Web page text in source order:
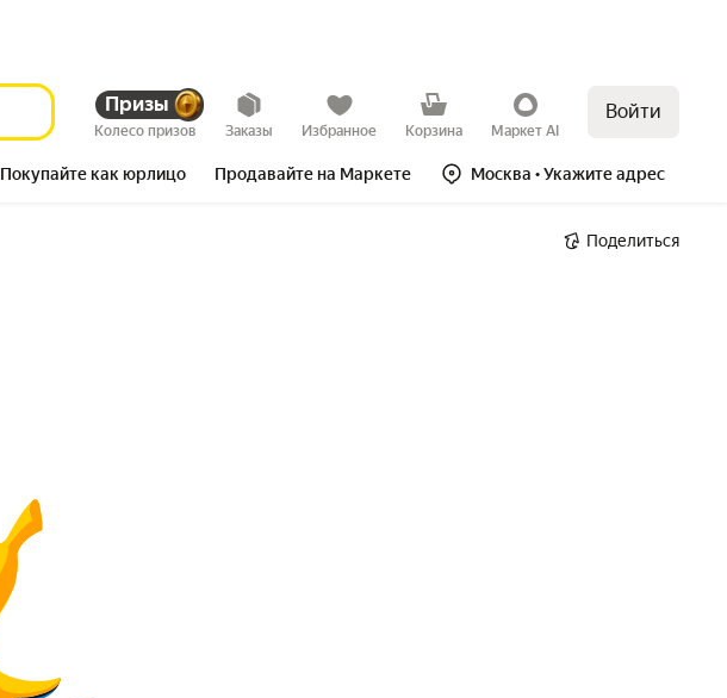
Призы
Колесо призов Заказы Избранное Корзина Маркет AI
Войти
Покупайте как юрлицо Продавайте на Маркете Москва • Укажите адрес
Поделиться